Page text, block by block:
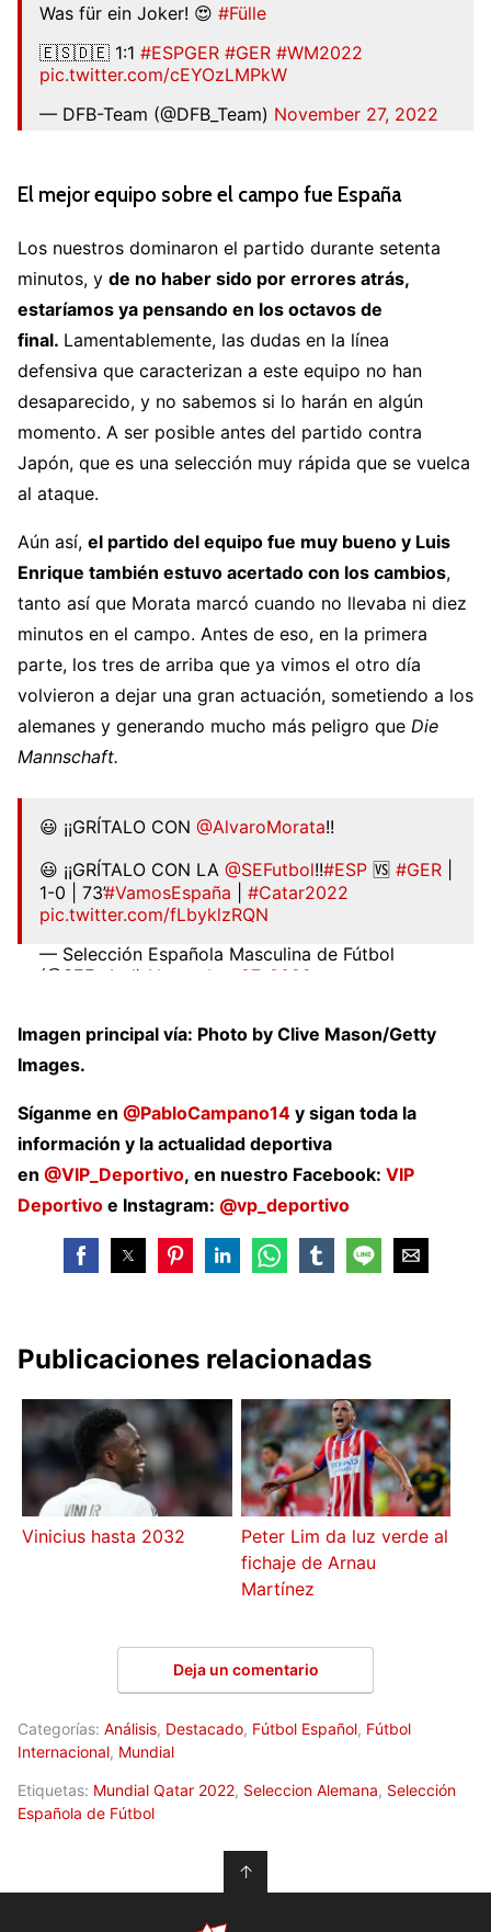
Was für ein Joker! 😍 #Fülle
🇪🇸🇩🇪 1:1 #ESPGER #GER #WM2022
pic.twitter.com/cEYOzLMPkW
— DFB-Team (@DFB_Team) November 27, 2022
El mejor equipo sobre el campo fue España
Los nuestros dominaron el partido durante setenta
minutos, y de no haber sido por errores atrás,
estaríamos ya pensando en los octavos de
final. Lamentablemente, las dudas en la línea
defensiva que caracterizan a este equipo no han
desaparecido, y no sabemos si lo harán en algún
momento. A ser posible antes del partido contra
Japón, que es una selección muy rápida que se vuelca
al ataque.
Aún así, el partido del equipo fue muy bueno y Luis
Enrique también estuvo acertado con los cambios,
tanto así que Morata marcó cuando no llevaba ni diez
minutos en el campo. Antes de eso, en la primera
parte, los tres de arriba que ya vimos el otro día
volvieron a dejar una gran actuación, sometiendo a los
alemanes y generando mucho más peligro que Die
Mannschaft.
😃 ¡¡GRÍTALO CON @AlvaroMorata!!
😃 ¡¡GRÍTALO CON LA @SEFutbol!!#ESP 🆚 #GER
1-0 | 73’#VamosEspaña
#Catar2022
pic.twitter.com/fLbyklzRQN
— Selección Española Masculina de Fútbol
(@SEFutbol) November 27, 2022
Imagen principal vía: Photo by Clive Mason/Getty
Images.
Síganme en @PabloCampano14 y sigan toda la
información y la actualidad deportiva
en @VIP_Deportivo, en nuestro Facebook: VIP
Deportivo e Instagram: @vp_deportivo
Publicaciones relacionadas
Vinicius hasta 2032
Peter Lim da luz verde al
fichaje de Arnau
Martínez
Deja un comentario
Categorías: Análisis, Destacado, Fútbol Español, Fútbol
Internacional, Mundial
Etiquetas: Mundial Qatar 2022, Seleccion Alemana, Selección
Española de Fútbol
↑